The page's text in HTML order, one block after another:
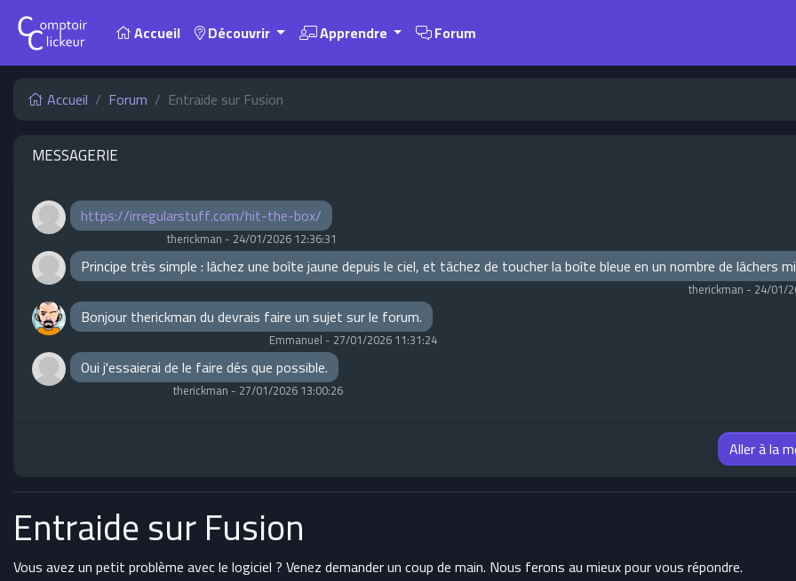
Accueil Découvrir Apprendre Forum
Accueil Forum Entraide sur Fusion
MESSAGERIE
https://irregularstuff.com/hit-the-box/
therickman - 24/01/2026 12:36:31
Principe très simple : lâchez une boîte jaune depuis le ciel, et tâchez de toucher la boîte bleue en un nombre de lâchers
therickman - 24/01/
Bonjour therickman du devrais faire un sujet sur le forum.
Emmanuel - 27/01/2026 11:31:24
Oui j'essaierai de le faire dés que possible.
therickman - 27/01/2026 13:00:26
Aller à la
Entraide sur Fusion
Vous avez un petit problème avec le logiciel ? Venez demander un coup de main. Nous ferons au mieux pour vous répondre.